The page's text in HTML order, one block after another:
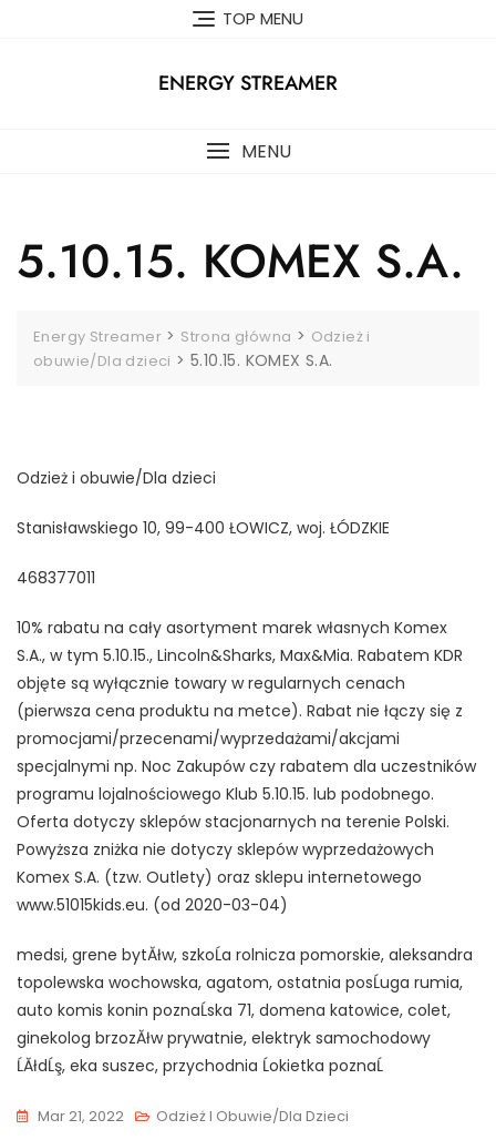
TOP MENU
ENERGY STREAMER
MENU
5.10.15. KOMEX S.A.
Energy Streamer > Strona główna > Odzież i
obuwie/Dla dzieci >5.10.15. KOMEX S.A.
Odzież i obuwie/Dla dzieci
Stanisławskiego 10, 99-400 ŁOWICZ, woj. ŁÓDZKIE
468377011
10% rabatu na cały asortyment marek własnych Komex
S.A., w tym 5.10.15., Lincoln&Sharks, Max&Mia. Rabatem KDR
objęte są wyłącznie towary w regularnych cenach
(pierwsza cena produktu na metce). Rabat nie łączy się z
promocjami/przecenami/wyprzedażami/akcjami
specjalnymi np. Noc Zakupów czy rabatem dla uczestników
programu lojalnościowego Klub 5.10.15. lub podobnego.
Oferta dotyczy sklepów stacjonarnych na terenie Polski.
Powyższa zniżka nie dotyczy sklepów wyprzedażowych
Komex S.A. (tzw. Outlety) oraz sklepu internetowego
www.51015kids.eu. (od 2020-03-04)
medsi, grene bytĂłw, szkoĹa rolnicza pomorskie, aleksandra
topolewska wochowska, agatom, ostatnia posĹuga rumia,
auto komis konin poznaĹska 71, domena katowice, colet,
ginekolog brzozĂłw prywatnie, elektryk samochodowy
ĹĂłdĹş, eka suszec, przychodnia Ĺokietka poznaĹ
Mar 21, 2022 Odzież I Obuwie/Dla Dzieci